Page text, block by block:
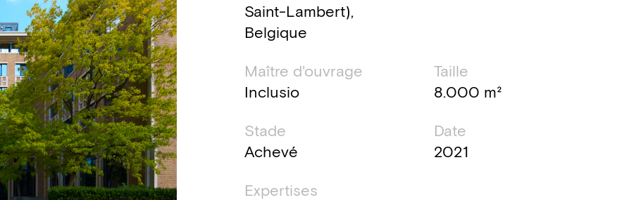
Saint-Lambert),
Belgique
Maître d'ouvrage
Inclusio
Taille
8.000 m²
Stade
Achevé
Date
2021
Expertises